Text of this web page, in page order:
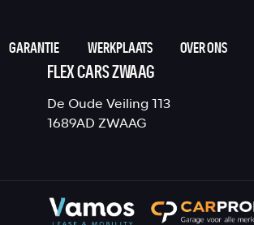
GARANTIE WERKPLAATS OVER ONS
FLEX CARS ZWAAG
De Oude Veiling 113
1689AD ZWAAG